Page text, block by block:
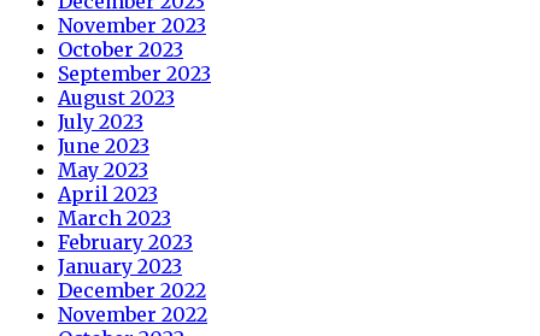
November 2023
October 2023
September 2023
August 2023
July 2023
June 2023
May 2023
April 2023
March 2023
February 2023
January 2023
December 2022
November 2022